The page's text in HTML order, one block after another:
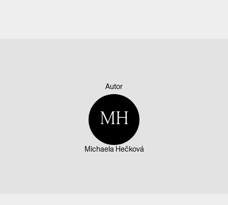
Autor
MH
Michaela Hečková